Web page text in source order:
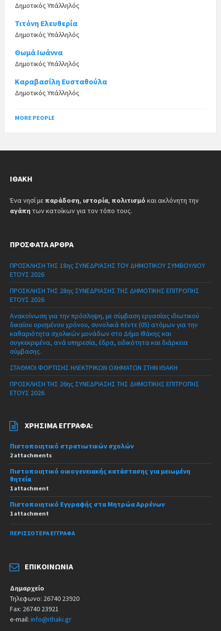
Δημοτικός Υπάλληλός
Τιτόνη Ελευθερία
Δημοτικός Υπάλληλός
Θωμά Ιωάννα
Δημοτικός Υπάλληλός
Καραβασίλη Ευσταθούλα
Δημοτικός Υπάλληλός
MORE PEOPLE
ΙΘΆΚΗ
Ένα νησί με παράδοση, ιστορία, πολιτισμό και ακλόνητη την
αγάπη των κατοίκων για τον τόπο τους.
ΠΡΌΣΦΑΤΑ ΆΡΘΡΑ
ΠΡΟΣΚΛΗΣΗ ΤΗΣ 18ης ΣΥΝΕΔΡΙΑΣΗΣ ΤΟΥ ΔΗΜΟΤΙΚΟΥ ΣΥΜΒΟΥΛΙΟΥ
ΕΤΟΥΣ 2026
ΠΡΟΣΚΛΗΣΗ ΤΗΣ 28ης ΣΥΝΕΔΡΙΑΣΗΣ ΤΗΣ ΔΗΜΟΤΙΚΗΣ ΕΠΙΤΡΟΠΗΣ
ΕΤΟΥΣ 2026
Ανακοίνωση για την πρόσληψη, με σύμβαση εργασίας ιδιωτικού
δικαίου ορισμένου χρόνου, συνολικά πέντε (05) ατόμων για την
καθαριότητα σχολικών μονάδων στο Δήμο Ιθάκης και
συγκεκριμένα, ανά υπηρεσία, έδρα, ειδικότητα και διάρκεια
σύμβασης.
ΣΤΑΘΜΟΙ ΦΟΡΤΙΣΗΣ ΗΛΕΚΤΡΙΚΩΝ ΟΧΗΜΑΤΩΝ ΣΤΗΝ ΙΘΑΚΗ
ΠΡΟΣΚΛΗΣΗ ΤΗΣ 26ης ΣΥΝΕΔΡΙΑΣΗΣ ΤΗΣ ΔΗΜΟΤΙΚΗΣ ΕΠΙΤΡΟΠΗΣ
ΕΤΟΥΣ 2026
ΧΡΉΣΙΜΑ ΈΓΓΡΑΦΑ:
Πιστοποιητικό στρατιωτικών σχολών
2 attachments
Πιστοποιητικό οικογενειακής κατάστασης για μειωμένη
θητεία
1 attachment
Πιστοποιητικό Εγγραφής στα Μητρώα Αρρένων
1 attachment
ΠΕΡΙΣΣΌΤΕΡΑ ΈΓΓΡΑΦΑ
ΕΠΙΚΟΙΝΩΝΊΑ
Δημαρχείο
Τηλεφωνο: 26740 23920
Fax: 26740 23921
e-mail: info@ithaki.gr